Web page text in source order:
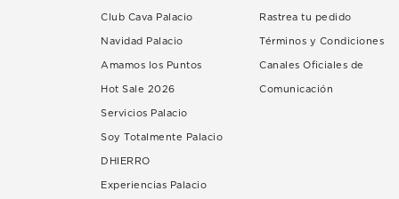
Club Cava Palacio
Navidad Palacio
Amamos los Puntos
Hot Sale 2026
Servicios Palacio
Soy Totalmente Palacio
DHIERRO
Experiencias Palacio
Rastrea tu pedido
Términos y Condiciones
Canales Oficiales de
Comunicación